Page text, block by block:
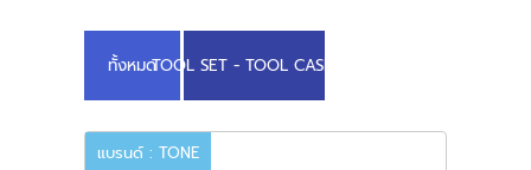
ทั้งหมดTOOL SET - TOOL CASE (6)
แบรนด์ : TONE